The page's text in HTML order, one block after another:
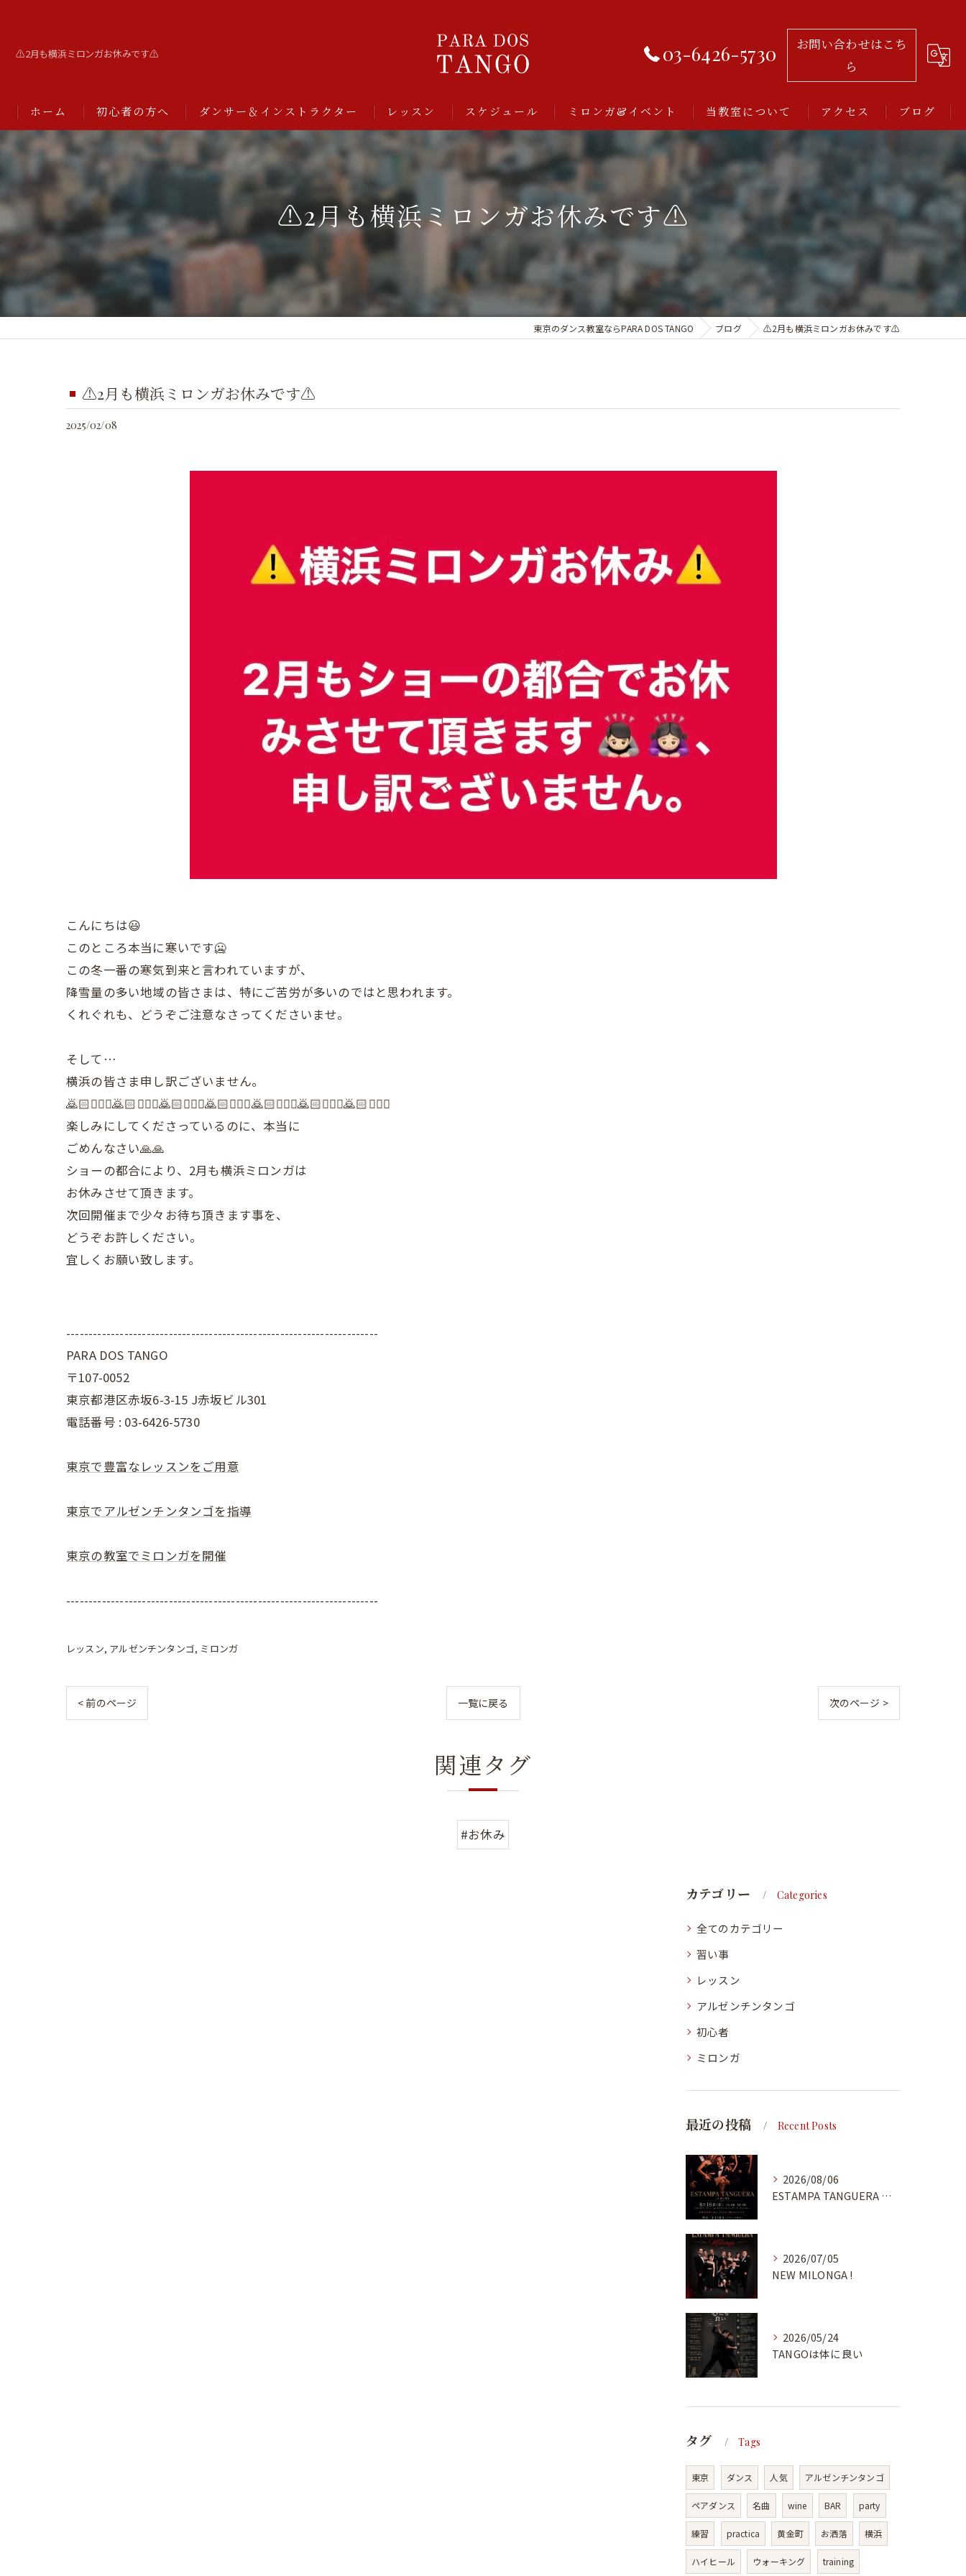
⚠️2月も横浜ミロンガお休みです⚠️ 03-6426-5730
お問い合わせはこち
ら
ホーム 初心者の方へ ダンサー＆インストラクター レッスン スケジュール ミロンガ&イベント 当教室について
習い事
ミロンガとは
アクセス ブログ
⚠️2月も横浜ミロンガお休みです⚠️
東京のダンス教室ならPARA DOS TANGO ブログ ⚠️2月も横浜ミロンガお休みです⚠️
⚠️2月も横浜ミロンガお休みです⚠️
2025/02/08
こんにちは😃
このところ本当に寒いです🥶
この冬一番の寒気到来と言われていますが、
降雪量の多い地域の皆さまは、特にご苦労が多いのではと思われます。
くれぐれも、どうぞご注意なさってくださいませ。
そして…
横浜の皆さま申し訳ございません。
🙇🏻🙇🏻‍♀️🙇🏻🙇🏻‍♀️🙇🏻🙇🏻‍♀️🙇🏻🙇🏻‍♀️🙇🏻🙇🏻‍♀️🙇🏻🙇🏻‍♀️🙇🏻🙇🏻‍♀️
楽しみにしてくださっているのに、本当に
ごめんなさい🙏🙏
ショーの都合により、2月も横浜ミロンガは
お休みさせて頂きます。
次回開催まで少々お待ち頂きます事を、
どうぞお許しください。
宜しくお願い致します。
----------------------------------------------------------------------
PARA DOS TANGO
〒107-0052
東京都港区赤坂6-3-15 J赤坂ビル301
電話番号 : 03-6426-5730
東京で豊富なレッスンをご用意
東京でアルゼンチンタンゴを指導
東京の教室でミロンガを開催
----------------------------------------------------------------------
レッスン アルゼンチンタンゴ ミロンガ
< 前のページ 一覧に戻る 次のページ >
関連タグ
#お休み
カテゴリー Categories
全てのカテゴリー
習い事
レッスン
アルゼンチンタンゴ
初心者
ミロンガ
最近の投稿 Recent Posts
2026/08/06
ESTAMPA TANGUERA MILONGA
2026/07/05
NEW MILONGA !
2026/05/24
TANGOは体に良い
タグ Tags
東京 ダンス 人気 アルゼンチンタンゴ
ペアダンス 名曲 wine BAR party
練習 practica 黄金町 お洒落 横浜
ハイヒール ウォーキング training